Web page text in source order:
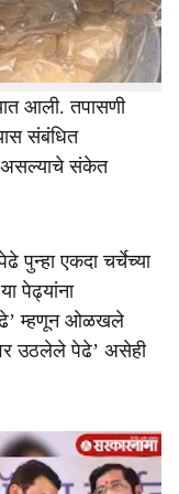
नमुने संकलित केले.
आढळल्याच्या
आली. तपासणी
संबंधित
असल्याचे संकेत
पुन्हा एकदा चर्चेच्या
पेढ्यांना
म्हणून ओळखले
उठलेले पेढे’ असेही